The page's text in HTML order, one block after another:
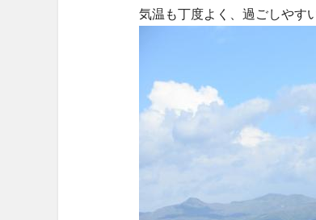
気温も丁度よく、過ごしやす